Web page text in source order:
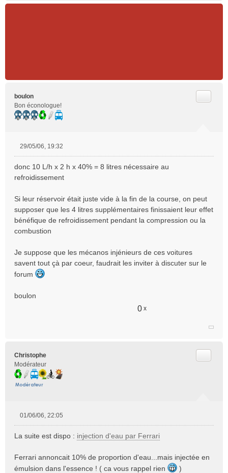
boulon
Bon éconologue!
s
s
g
e
n
n
u
29/05/06, 19:32
donc 10 L/h x 2 h x 40% = 8 litres nécessaire au
refroidissement
Si leur réservoir était juste vide à la fin de la course, on peut
supposer que les 4 litres supplémentaires finissaient leur effet
bénéfique de refroidissement pendant la compression ou la
combustion
Je suppose que les mécanos injénieurs de ces voitures
savent tout çà par coeur, faudrait les inviter à discuter sur le
forum
boulon
0 x
Christophe
Modérateur
s
a
g
01/06/06, 22:05
La suite est dispo : injection d'eau par Ferrari
Ferrari annoncait 10% de proportion d'eau...mais injectée en
émulsion dans l'essence ! ( ca vous rappel rien
)